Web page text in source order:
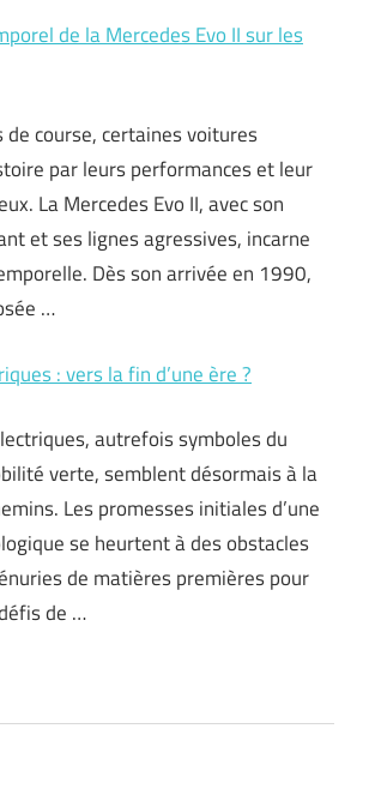
de la Mercedes Evo II sur les
de course, certaines voitures
par leurs performances et leur
La Mercedes Evo II, avec son
et ses lignes agressives, incarne
Dès son arrivée en 1990,
…
: vers la fin d’une ère ?
autrefois symboles du
verte, semblent désormais à la
Les promesses initiales d’une
se heurtent à des obstacles
de matières premières pour
de …